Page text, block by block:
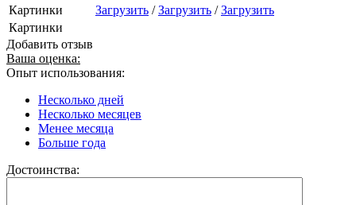
Картинки
Загрузить /Загрузить /Загрузить
Картинки
Добавить отзыв
Ваша оценка:
Опыт использования:
Несколько дней
Несколько месяцев
Менее месяца
Больше года
Достоинства: